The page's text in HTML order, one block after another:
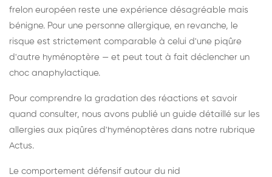
frelon européen reste une expérience désagréable mais
bénigne. Pour une personne allergique, en revanche, le
risque est strictement comparable à celui d'une piqûre
d'autre hyménoptère — et peut tout à fait déclencher un
choc anaphylactique.
Pour comprendre la gradation des réactions et savoir
quand consulter, nous avons publié un guide détaillé sur les
allergies aux piqûres d'hyménoptères dans notre rubrique
Actus.
Le comportement défensif autour du nid